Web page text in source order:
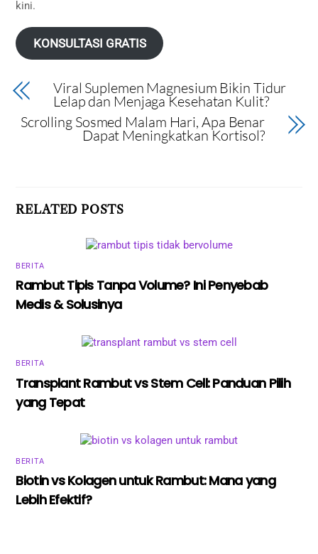
kini.
KONSULTASI GRATIS
Viral Suplemen Magnesium Bikin Tidur
Lelap dan Menjaga Kesehatan Kulit?
Scrolling Sosmed Malam Hari, Apa Benar
Dapat Meningkatkan Kortisol?
RELATED POSTS
BERITA
Rambut Tipis Tanpa Volume? Ini Penyebab
Medis & Solusinya
BERITA
Transplant Rambut vs Stem Cell: Panduan Pilih
yang Tepat
BERITA
Biotin vs Kolagen untuk Rambut: Mana yang
Lebih Efektif?